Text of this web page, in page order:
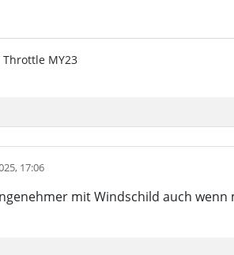
MY23
17:06
mit Windschild auch